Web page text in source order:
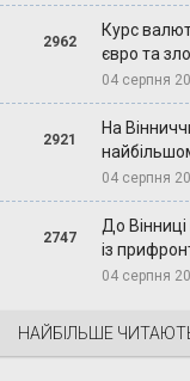
2962
Курс
євро та
04 серпня
2921
На
04 серпня
2747
До
із
04 серпня
НАЙБІЛЬШЕ